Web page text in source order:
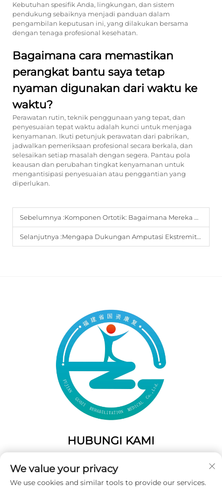
Kebutuhan spesifik Anda, lingkungan, dan sistem
pendukung sebaiknya menjadi panduan dalam
pengambilan keputusan ini, yang dilakukan bersama
dengan tenaga profesional kesehatan.
Bagaimana cara memastikan
perangkat bantu saya tetap
nyaman digunakan dari waktu ke
waktu?
Perawatan rutin, teknik penggunaan yang tepat, dan
penyesuaian tepat waktu adalah kunci untuk menjaga
kenyamanan. Ikuti petunjuk perawatan dari pabrikan,
jadwalkan pemeriksaan profesional secara berkala, dan
selesaikan setiap masalah dengan segera. Pantau pola
keausan dan perubahan tingkat kenyamanan untuk
mengantisipasi penyesuaian atau penggantian yang
diperlukan.
Sebelumnya :Komponen Ortotik: Bagaimana Mereka Mendukung Kemajuan Rehabilitasi?
Selanjutnya :Mengapa Dukungan Amputasi Ekstremitas Bawah Penting untuk Mobilitas dan Pemulihan Pasien?
HUBUNGI KAMI
Tiongkok
Telp:+86-19859128239
We value your privacy
We use cookies and similar tools to provide our services.